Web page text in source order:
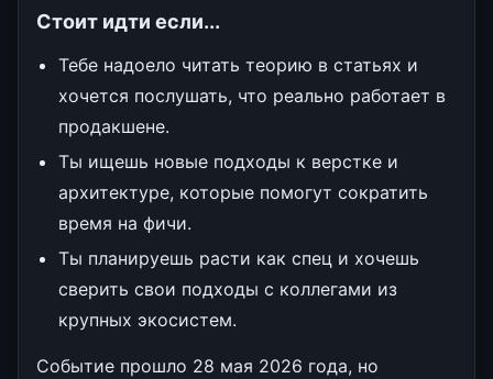
Стоит идти если...
Тебе надоело читать теорию в статьях и
хочется послушать, что реально работает в
продакшене.
Ты ищешь новые подходы к верстке и
архитектуре, которые помогут сократить
время на фичи.
Ты планируешь расти как спец и хочешь
сверить свои подходы с коллегами из
крупных экосистем.
Событие прошло 28 мая 2026 года, но